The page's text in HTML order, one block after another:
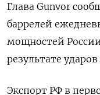
Глава Gunvor
баррелей
мощностей
результате
Экспорт РФ в